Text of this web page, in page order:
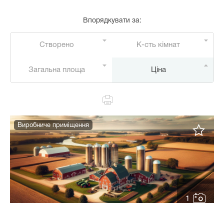
Впорядкувати за:
Створено К-сть кімнат
Загальна площа Ціна
1
Виробниче приміщення